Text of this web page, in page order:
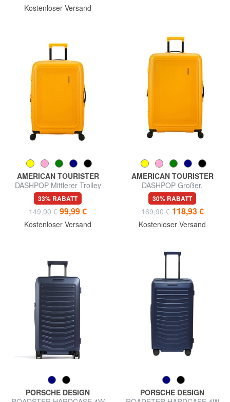
Kostenloser Versand
AMERICAN TOURISTER
DASHPOP Mittlerer Trolley
33% RABATT
149,90 € 99,99 €
Kostenloser Versand
AMERICAN TOURISTER
DASHPOP Großer,
erweiterbarer Trolley
30% RABATT
169,90 € 118,93 €
Kostenloser Versand
PORSCHE DESIGN
PORSCHE DESIGN